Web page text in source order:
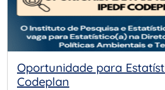
Oportunidade para
Codeplan